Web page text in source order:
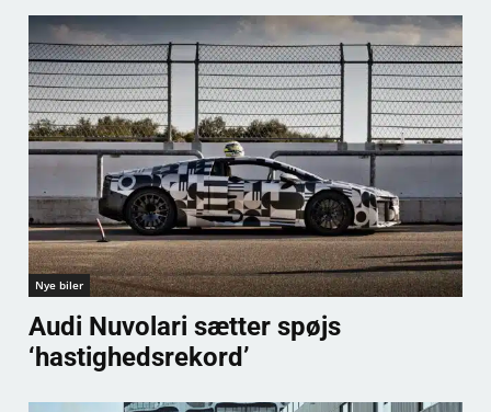
Nye biler
Audi Nuvolari sætter spøjs
‘hastighedsrekord’